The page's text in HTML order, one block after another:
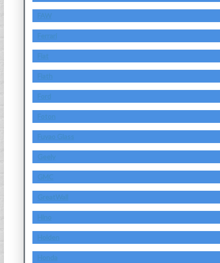
FAW
Ferrari
Fiat
Fiath
Ford
Foton
Fuyao Glass
Geely
GMC
GreatWall
Hino
Holden
Honda